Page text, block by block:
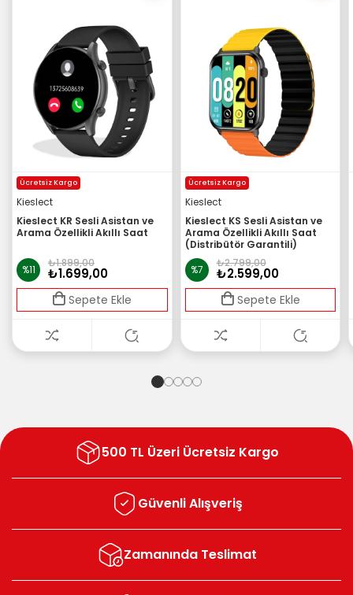
Ücretsiz Kargo
Kieslect
Kieslect KR Sesli Asistan ve
Arama Özellikli Akıllı Saat
%11 ₺1.699,00
₺1.899,00
Sepete Ekle
Ücretsiz Kargo
Kieslect
Kieslect KS Sesli Asistan ve
Arama Özellikli Akıllı Saat
(Distribütör Garantili)
%7
₺2.599,00
₺2.799,00
Sepete Ekle
500 TL Üzeri Ücretsiz Kargo
Güvenli Alışveriş
Zamanında Teslimat